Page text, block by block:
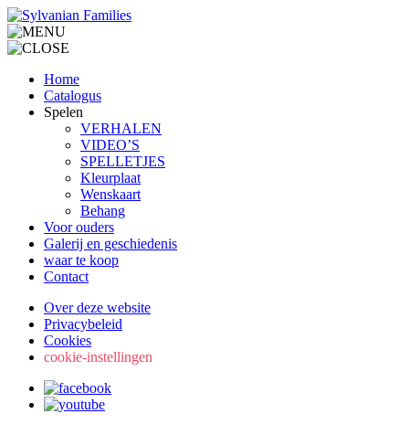
Home
Catalogus
Spelen
VERHALEN
VIDEO’S
SPELLETJES
Kleurplaat
Wenskaart
Behang
Voor ouders
Galerij en geschiedenis
waar te koop
Contact
Over deze website
Privacybeleid
Cookies
cookie-instellingen